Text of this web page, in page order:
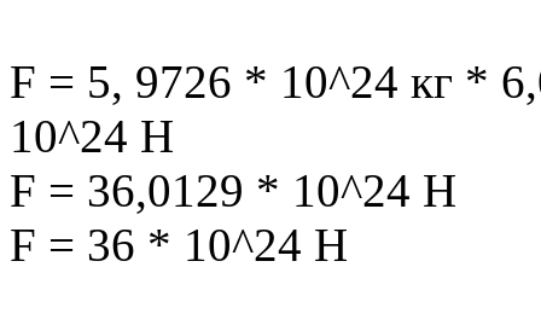
F = 5, 9726 * 10^24 кг *
10^24 H
F = 36,0129 * 10^24 H
F = 36 * 10^24 H